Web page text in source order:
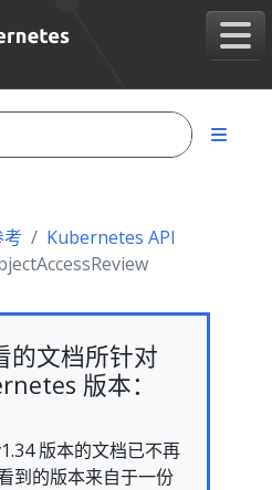
Kubernetes API
的文档所针对
版本：
版本的文档已不再
到的版本来自于一份